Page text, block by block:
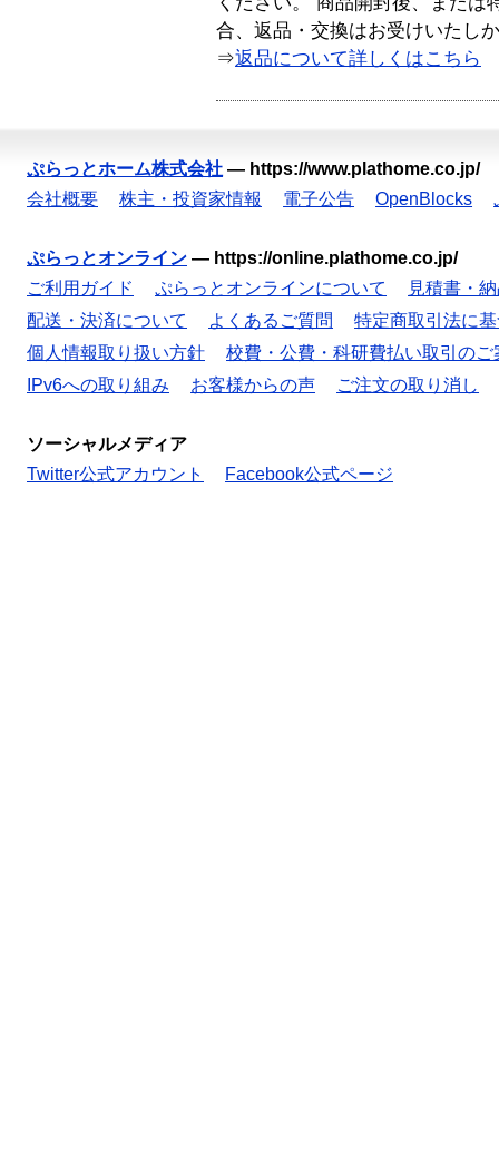
合、返品・交換はお受けいたし
⇒返品について詳しくはこちら
ぷらっとホーム株式会社 — https://www.plathome.co.jp/
会社概要
株主・投資家情報 電子公告 OpenBlocks
ぷらっとオンライン — https://online.plathome.co.jp/
ご利用ガイド
ぷらっとオンラインについて
見積書・
配送・決済について
よくあるご質問
特定商取引法に
個人情報取り扱い方針
校費・公費・科研費払い取引のご
IPv6への取り組み
お客様からの声 ご注文の取り消し
ソーシャルメディア
Twitter公式アカウント
Facebook公式ページ